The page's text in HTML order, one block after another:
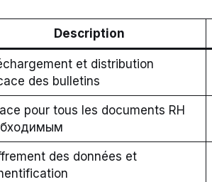
Description
et distribution
des bulletins
pour tous les documents RH
des données et